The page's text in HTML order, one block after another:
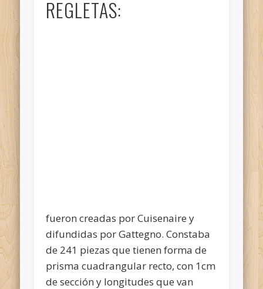
REGLETAS:
fueron creadas por Cuisenaire y
difundidas por Gattegno. Constaba
de 241 piezas que tienen forma de
prisma cuadrangular recto, con 1cm
de sección y longitudes que van